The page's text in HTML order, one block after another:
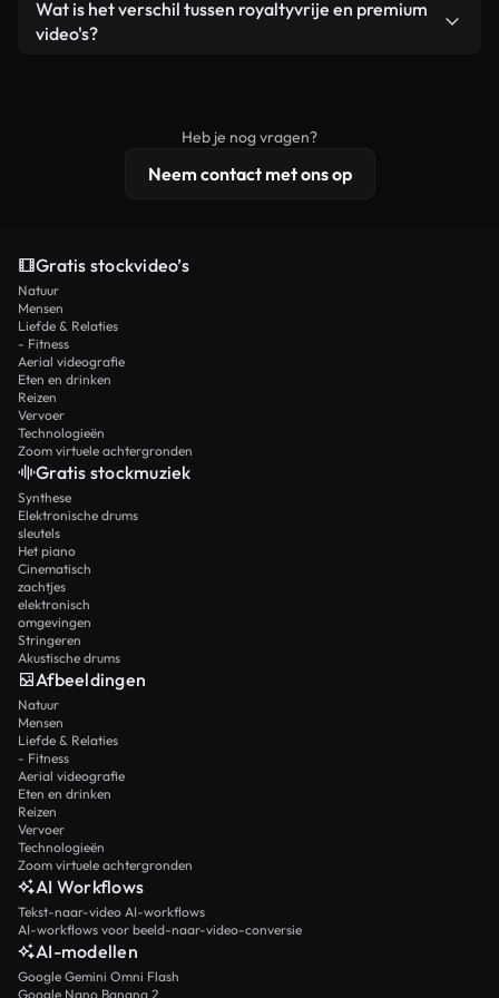
een losstaand product.
remixen. Zorg er wel voor dat het eindproduct
Wat is het verschil tussen royaltyvrije en premium
video's?
licentiebescherming omvat.
Heb je nog vragen?
Neem contact met ons op
Gratis stockvideo’s
Natuur
Mensen
Liefde & Relaties
- Fitness
Aerial videografie
Eten en drinken
Reizen
Vervoer
Technologieën
Zoom virtuele achtergronden
Gratis stockmuziek
Synthese
Elektronische drums
sleutels
Het piano
Cinematisch
zachtjes
elektronisch
omgevingen
Stringeren
Akustische drums
Afbeeldingen
Natuur
Mensen
Liefde & Relaties
- Fitness
Aerial videografie
Eten en drinken
Reizen
Vervoer
Technologieën
Zoom virtuele achtergronden
AI Workflows
Tekst-naar-video AI-workflows
AI-workflows voor beeld-naar-video-conversie
AI-modellen
Google Gemini Omni Flash
Google Nano Banana 2